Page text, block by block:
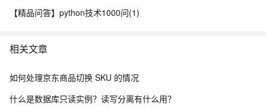
【精品问答】python技术1000问(1)
相关文章
如何处理京东商品切换 SKU 的情况
什么是数据库只读实例？读写分离有什么用？